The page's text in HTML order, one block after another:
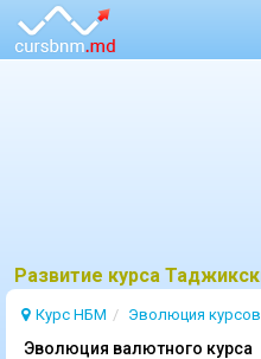
Курс НБМ Эволюция курсов
Эволюция валютного курса